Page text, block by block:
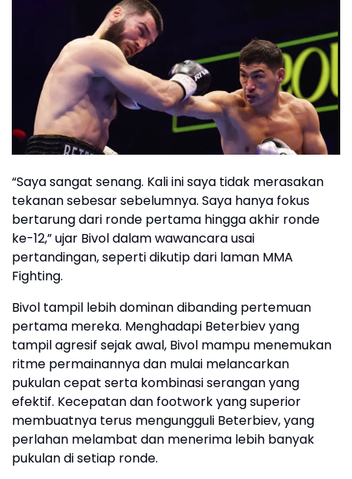
“Saya sangat senang. Kali ini saya tidak merasakan
tekanan sebesar sebelumnya. Saya hanya fokus
bertarung dari ronde pertama hingga akhir ronde
ke-12,” ujar Bivol dalam wawancara usai
pertandingan, seperti dikutip dari laman MMA
Fighting.
Bivol tampil lebih dominan dibanding pertemuan
pertama mereka. Menghadapi Beterbiev yang
tampil agresif sejak awal, Bivol mampu menemukan
ritme permainannya dan mulai melancarkan
pukulan cepat serta kombinasi serangan yang
efektif. Kecepatan dan footwork yang superior
membuatnya terus mengungguli Beterbiev, yang
perlahan melambat dan menerima lebih banyak
pukulan di setiap ronde.